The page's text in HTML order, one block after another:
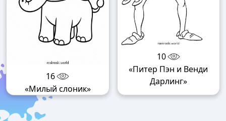
16
«Милый слоник»
10
«Питер Пэн и Венди
Дарлинг»